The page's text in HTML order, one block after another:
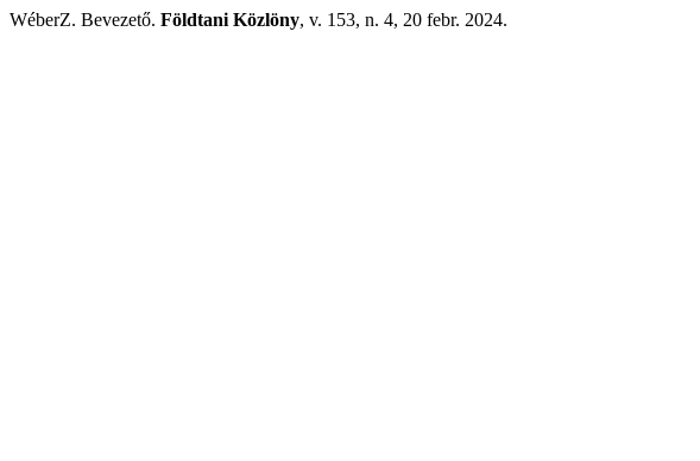
WéberZ. Bevezető. Földtani Közlöny, v. 153, n. 4, 20 febr. 2024.